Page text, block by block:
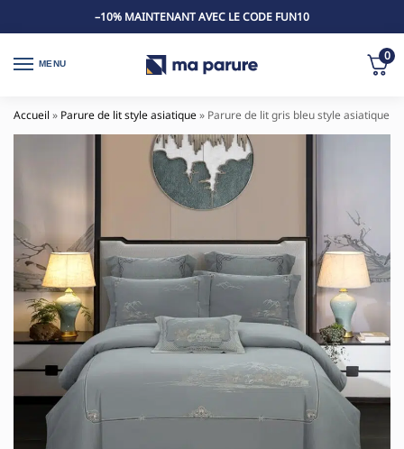
–10% MAINTENANT AVEC LE CODE FUN10
MENU
0
Accueil » Parure de lit style asiatique» Parure de lit gris bleu style asiatique